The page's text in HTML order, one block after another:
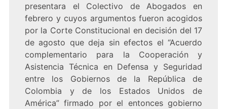
presentara el Colectivo de Abogados en
febrero y cuyos argumentos fueron acogidos
por la Corte Constitucional en decisión del 17
de agosto que deja sin efectos el “Acuerdo
complementario para la Cooperación y
Asistencia Técnica en Defensa y Seguridad
entre los Gobiernos de la República de
Colombia y de los Estados Unidos de
América” firmado por el entonces gobierno